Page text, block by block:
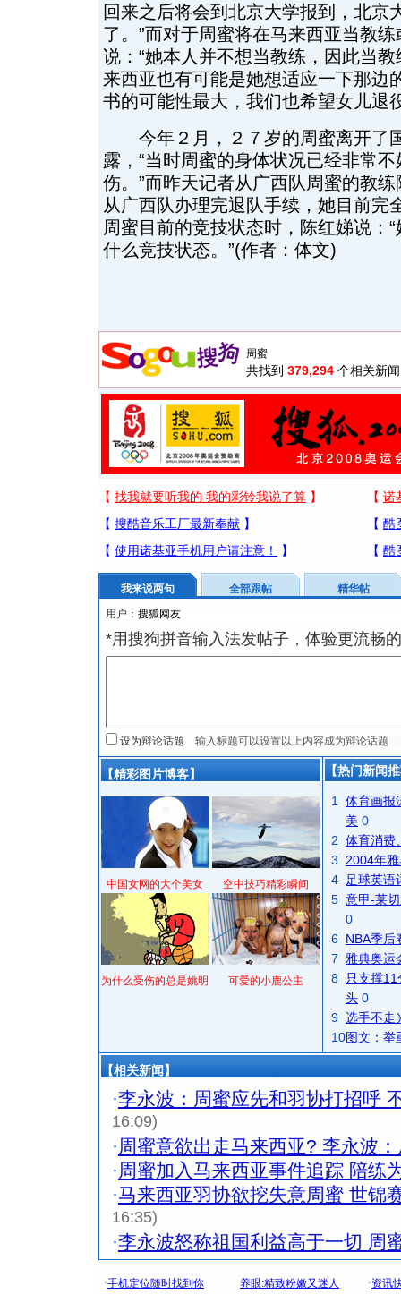
回来之后将会到北京大学报到，北京
了。”而对于周蜜将在马来西亚当教
说：“她本人并不想当教练，因此当
来西亚也有可能是她想适应一下那边
书的可能性最大，我们也希望女儿退
今年２月，２７岁的周蜜离开了
露，“当时周蜜的身体状况已经非常
伤。”而昨天记者从广西队周蜜的教
从广西队办理完退队手续，她目前完
周蜜目前的竞技状态时，陈红娣说：
什么竞技状态。”(作者：体文)
共找到 379,294 个相关新
我来说两句 全部跟帖
精华帖
用户：
*用搜狗拼音输入法发帖子，体验更流畅
设为辩论话题
【精彩图片博客】
中国女网的大个美女 空中技巧精彩瞬间
为什么受伤的总是姚明 可爱的小鹿公主
【热门新闻
1
体育画报
美 0
2 体育消费
3
2004年
4
足球英语
5 意甲-莱
0
6 NBA季后
7
雅典奥运
8
只支撑
头 0
9 选手不走
10图文：举
【相关新闻】
·李永波：周蜜应先和羽协打招呼
16:09)
·周蜜意欲出走马来西亚? 李永波
·周蜜加入马来西亚事件追踪 陪练
·马来西亚羽协欲挖失意周蜜 世锦
16:35)
·李永波怒称祖国利益高于一切 周